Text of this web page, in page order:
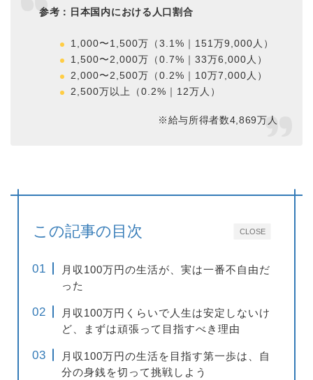
参考：日本国内における人口割合
1,000〜1,500万（3.1%｜151万9,000人）
1,500〜2,000万（0.7%｜33万6,000人）
2,000〜2,500万（0.2%｜10万7,000人）
2,500万以上（0.2%｜12万人）
※給与所得者数4,869万人
CLOSE
この記事の目次
月収100万円の生活が、実は一番不自由だ
った
月収100万円くらいで人生は安定しないけ
ど、まずは頑張って目指すべき理由
月収100万円の生活を目指す第一歩は、自
分の身銭を切って挑戦しよう